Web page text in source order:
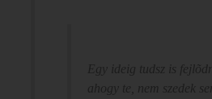
Egy ideig tudsz is
ahogy te, nem szedek